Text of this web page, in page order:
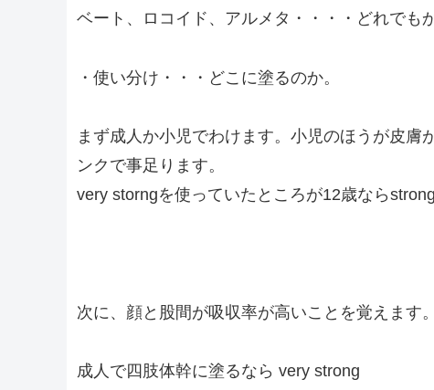
ベート、ロコイド、アルメタ・・・・どれでも
・使い分け・・・どこに塗るのか。
まず成人か小児でわけます。小児のほうが皮膚
ンクで事足ります。
very storngを使っていたところが12歳なら
次に、顔と股間が吸収率が高いことを覚えます。
成人で四肢体幹に塗るなら very strong